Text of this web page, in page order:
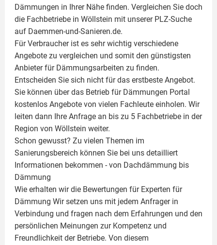
Dämmungen in Ihrer Nähe finden. Vergleichen Sie doch
die Fachbetriebe in Wöllstein mit unserer PLZ-Suche
auf Daemmen-und-Sanieren.de.
Für Verbraucher ist es sehr wichtig verschiedene
Angebote zu vergleichen und somit den günstigsten
Anbieter für Dämmungsarbeiten zu finden.
Entscheiden Sie sich nicht für das erstbeste Angebot.
Sie können über das Betrieb für Dämmungen Portal
kostenlos Angebote von vielen Fachleute einholen. Wir
leiten dann Ihre Anfrage an bis zu 5 Fachbetriebe in der
Region von Wöllstein weiter.
Schon gewusst? Zu vielen Themen im
Sanierungsbereich können Sie bei uns detailliert
Informationen bekommen - von Dachdämmung bis
Dämmung
Wie erhalten wir die Bewertungen für Experten für
Dämmung Wir setzen uns mit jedem Anfrager in
Verbindung und fragen nach dem Erfahrungen und den
persönlichen Meinungen zur Kompetenz und
Freundlichkeit der Betriebe. Von diesem